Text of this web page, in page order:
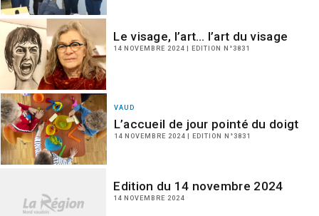
Le visage, l’art… l’art du visage
14 NOVEMBRE 2024 | EDITION N°3831
VAUD
L’accueil de jour pointé du doigt
14 NOVEMBRE 2024 | EDITION N°3831
Edition du 14 novembre 2024
14 NOVEMBRE 2024